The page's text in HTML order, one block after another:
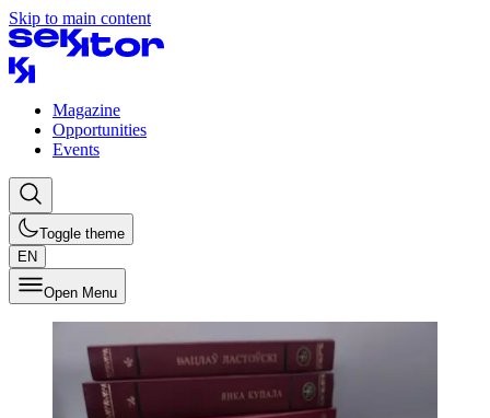
Skip to main content
Magazine
Opportunities
Events
Toggle theme
EN
Open Menu